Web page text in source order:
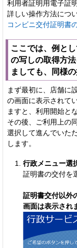
利用者証明用電子証
詳しい操作方法につ
コンビニ交付証明書
ここでは、例と
の写しの取得方
ましても、同様
まず最初に、店舗に
の画面に表示されて
ますと、利用開始と
その後、ご利用上の
選択して進んでいた
します。
行政メニュー選
証明書の交付を
証明書交付以外
画面は表示され